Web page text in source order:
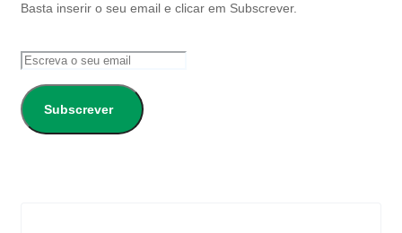
Basta inserir o seu email e clicar em Subscrever.
Subscrever